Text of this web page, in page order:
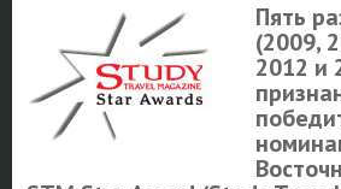
Пять
(2009,
2012 и